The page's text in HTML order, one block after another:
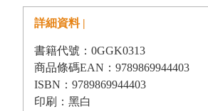
而生。在整個婚姻移民的過程中，
二○○ 七年三月，《中國時報》民意
面禁止營利性的跨國婚姻媒合業，
竟，絕對的婚姻自由只是一種現代
詳細資料 |
書籍代號：0GGK0313
商品條碼EAN：9789869944403
ISBN：9789869944403
印刷：黑白